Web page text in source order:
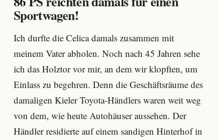
Sportwagen!
Ich durfte die Celica damals zusammen mit
meinem Vater abholen. Noch nach 45 Jahren sehe
ich das Holztor vor mir, an dem wir klopften, um
Einlass zu begehren. Denn die Geschäftsräume des
damaligen Kieler Toyota-Händlers waren weit weg
von dem, wie heute Autohäuser aussehen. Der
Händler residierte auf einem sandigen Hinterhof in